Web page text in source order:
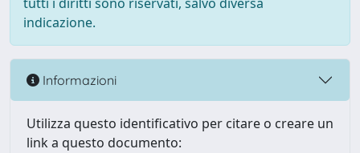
indicazione.
Informazioni
Utilizza questo identificativo per citare o creare un
link a questo documento: